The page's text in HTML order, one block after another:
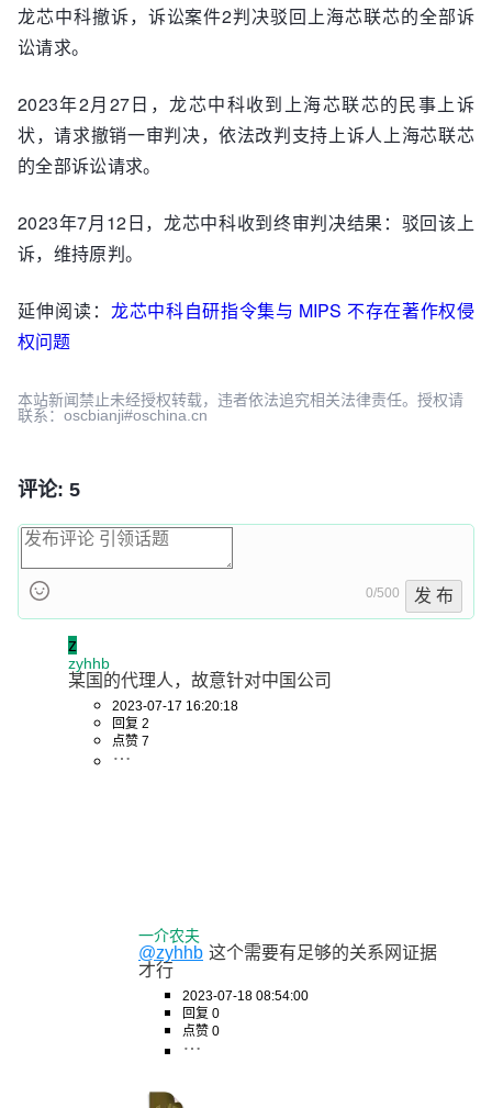
龙芯中科撤诉，诉讼案件2判决驳回上海芯联芯的全部诉
讼请求。
2023年2月27日，龙芯中科收到上海芯联芯的民事上诉
状，请求撤销一审判决，依法改判支持上诉人上海芯联芯
的全部诉讼请求。
2023年7月12日，龙芯中科收到终审判决结果：驳回该上
诉，维持原判。
延伸阅读： 龙芯中科自研指令集与 MIPS 不存在著作权侵
权问题
本站新闻禁止未经授权转载，违者依法追究相关法律责任。授权请
联系：oscbianji#oschina.cn
评论: 5
0/500 发 布
z
zyhhb
某国的代理人，故意针对中国公司
2023-07-17 16:20:18
回复 2
点赞 7
一介农夫
@zyhhb 这个需要有足够的关系网证据
才行
2023-07-18 08:54:00
回复 0
点赞 0